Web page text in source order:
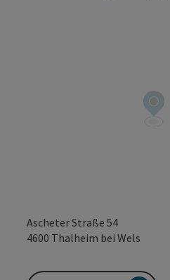
Ascheter Straße 54
4600 Thalheim bei Wels